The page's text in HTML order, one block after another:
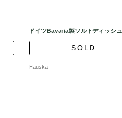
ドイツBavaria製ソルトディッシュ
SOLD
Hauska